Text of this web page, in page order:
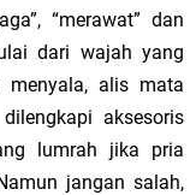
“merawat” dan
dari wajah yang
menyala, alis mata
aksesoris
lumrah jika pria
jangan salah,